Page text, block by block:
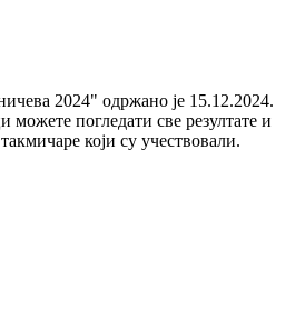
2024" одржано је 15.12.2024.
можете погледати све резултате и
који су учествовали.